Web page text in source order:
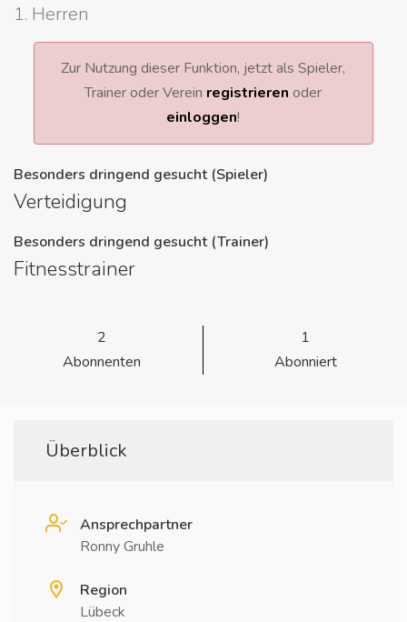
1. Herren
Zur Nutzung dieser Funktion, jetzt als Spieler,
Trainer oder Verein registrieren oder
einloggen!
Besonders dringend gesucht (Spieler)
Verteidigung
Besonders dringend gesucht (Trainer)
Fitnesstrainer
2
Abonnenten
1
Abonniert
Überblick
Ansprechpartner
Ronny Gruhle
Region
Lübeck